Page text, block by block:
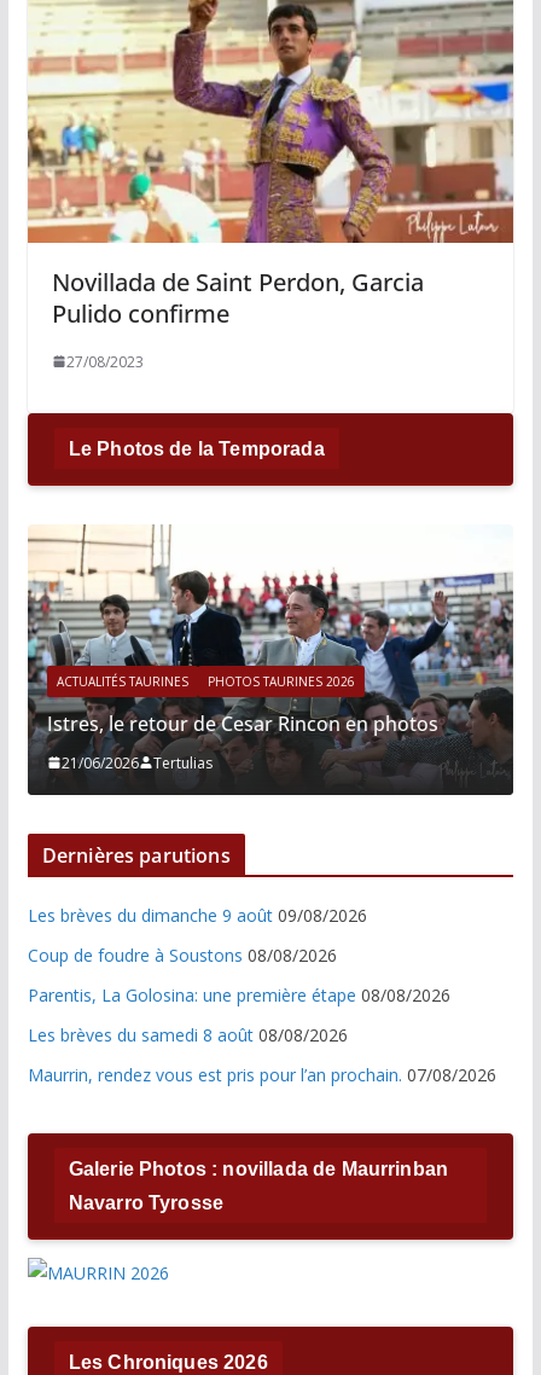
Novillada de Saint Perdon, Garcia
Pulido confirme
27/08/2023
Le Photos de la Temporada
ACTUALITÉS TAURINES PHOTOS TAURINES 2026
Istres, le retour de Cesar Rincon en photos
21/06/2026 Tertulias
Dernières parutions
Les brèves du dimanche 9 août 09/08/2026
Coup de foudre à Soustons 08/08/2026
Parentis, La Golosina: une première étape 08/08/2026
Les brèves du samedi 8 août 08/08/2026
Maurrin, rendez vous est pris pour l’an prochain. 07/08/2026
Galerie Photos : novillada de Maurrinban
Navarro Tyrosse
Les Chroniques 2026